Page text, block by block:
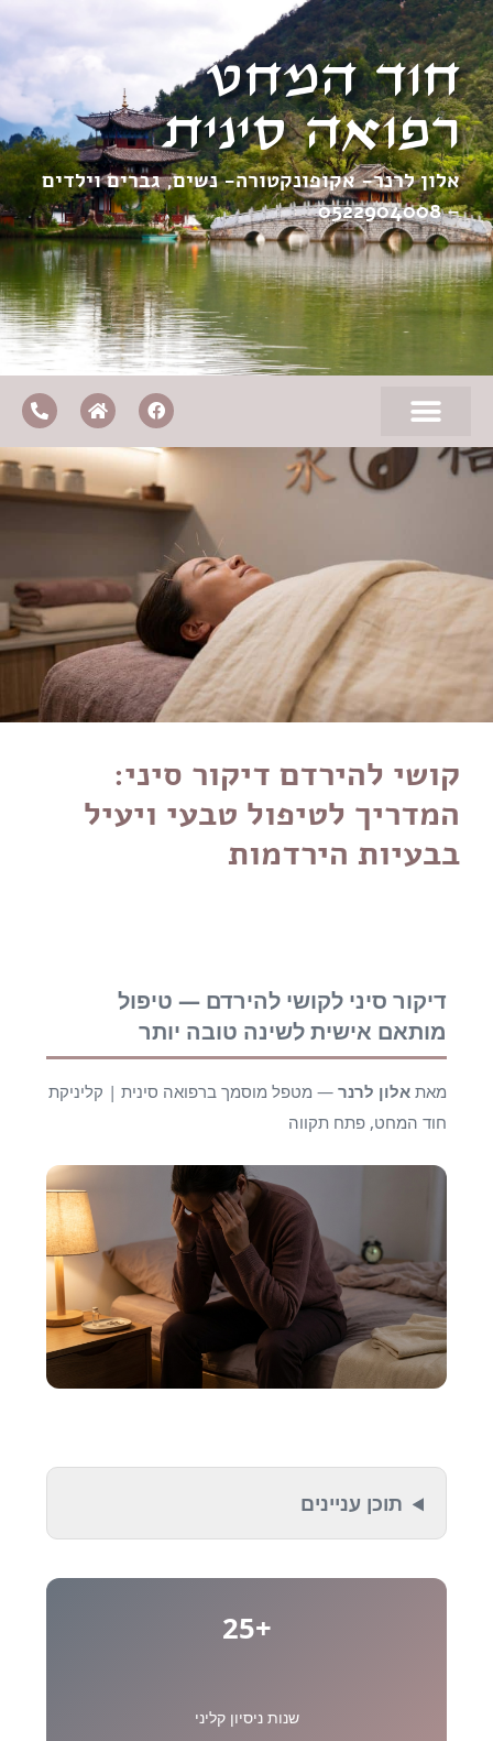
חוד המחט
רפואה סינית
אלון לרנר- אקופונקטורה- נשים, גברים וילדים
–
0522904008
קושי להירדם דיקור סיני:
המדריך לטיפול טבעי ויעיל
בבעיות הירדמות
דיקור סיני לקושי להירדם — טיפול
מותאם אישית לשינה טובה יותר
מאת אלון לרנר — מטפל מוסמך ברפואה סינית | קליניקת
חוד המחט, פתח תקווה
תוכן עניינים
+25
שנות ניסיון קליני